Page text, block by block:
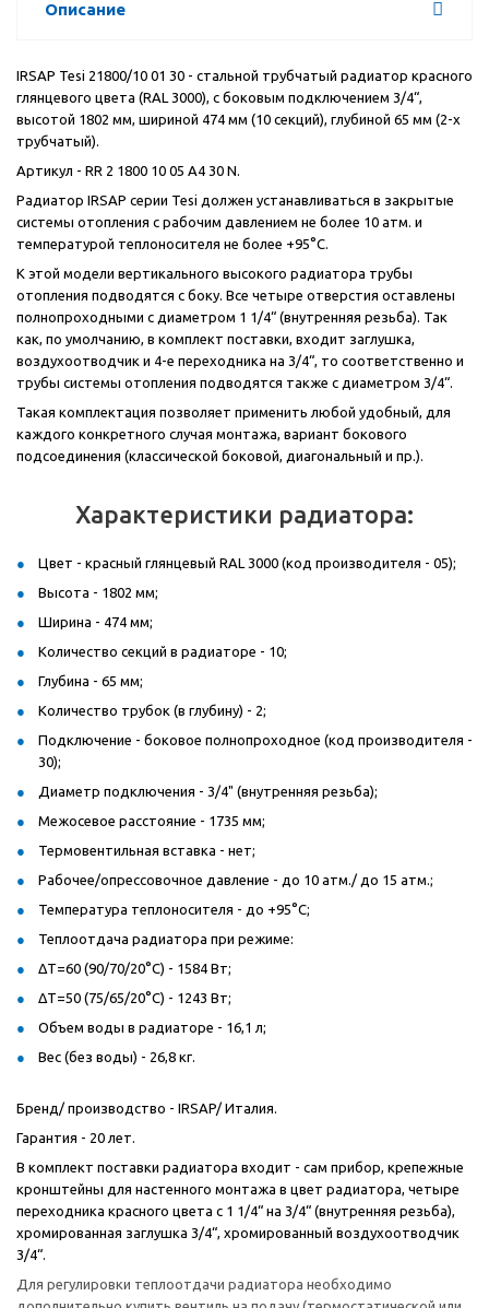
Описание
IRSAP Tesi 21800/10 01 30 - стальной трубчатый радиатор красного
глянцевого цвета (RAL 3000), с боковым подключением 3/4“,
высотой 1802 мм, шириной 474 мм (10 секций), глубиной 65 мм (2-х
трубчатый).
Артикул - RR 2 1800 10 05 A4 30 N.
Радиатор IRSAP серии Tesi должен устанавливаться в закрытые
системы отопления с рабочим давлением не более 10 атм. и
температурой теплоносителя не более +95°C.
К этой модели вертикального высокого радиатора трубы
отопления подводятся с боку. Все четыре отверстия оставлены
полнопроходными с диаметром 1 1/4“ (внутренняя резьба). Так
как, по умолчанию, в комплект поставки, входит заглушка,
воздухоотводчик и 4-е переходника на 3/4“, то соответственно и
трубы системы отопления подводятся также с диаметром 3/4“.
Такая комплектация позволяет применить любой удобный, для
каждого конкретного случая монтажа, вариант бокового
подсоединения (классической боковой, диагональный и пр.).
Характеристики радиатора:
Цвет - красный глянцевый RAL 3000 (код производителя - 05);
Высота - 1802 мм;
Ширина - 474 мм;
Количество секций в радиаторе - 10;
Глубина - 65 мм;
Количество трубок (в глубину) - 2;
Подключение - боковое полнопроходное (код производителя -
30);
Диаметр подключения - 3/4" (внутренняя резьба);
Межосевое расстояние - 1735 мм;
Термовентильная вставка - нет;
Рабочее/опрессовочное давление - до 10 атм./ до 15 атм.;
Температура теплоносителя - до +95°C;
Теплоотдача радиатора при режиме:
ΔT=60 (90/70/20°C) - 1584 Вт;
ΔT=50 (75/65/20°C) - 1243 Вт;
Объем воды в радиаторе - 16,1 л;
Вес (без воды) - 26,8 кг.
Бренд/ производство - IRSAP/ Италия.
Гарантия - 20 лет.
В комплект поставки радиатора входит - сам прибор, крепежные
кронштейны для настенного монтажа в цвет радиатора, четыре
переходника красного цвета с 1 1/4“ на 3/4“ (внутренняя резьба),
хромированная заглушка 3/4“, хромированный воздухоотводчик
3/4“.
Для регулировки теплоотдачи радиатора необходимо